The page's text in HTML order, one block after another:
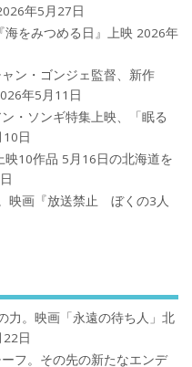
年5月27日
海をみつめる日』上映 2026年
ン・ゴンジェ監督、新作
年5月11日
・ソンギ特集上映、「眠る
日
映10作品 5月16日の北海道を
映画『放送禁止 ぼくの3人
力。映画「永遠の待ち人」北
日
フ。その先の新たなエンデ